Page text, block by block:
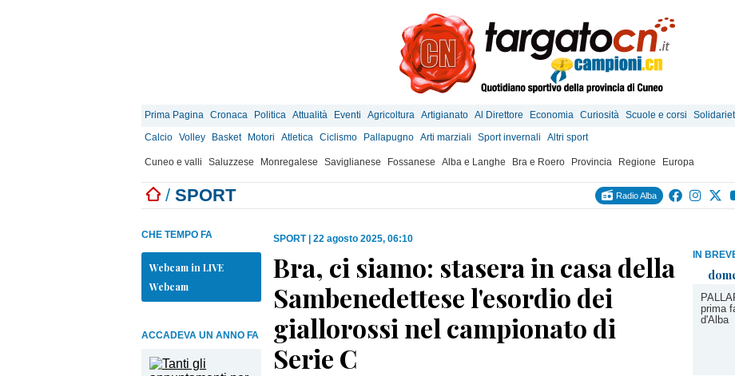
Prima Pagina Cronaca Politica Attualità Eventi Agricoltura Artigianato Al Direttore Economia Curiosità Scuole e corsi
Calcio Volley Basket Motori Atletica Ciclismo Pallapugno Arti marziali Sport invernali Altri sport
Cuneo e valli Saluzzese Monregalese Saviglianese Fossanese Alba e Langhe Bra e Roero Provincia Regione Europa
/ SPORT Radio Alba
IN
prima
d'Alba
CHE TEMPO FA
Webcam in LIVE
Webcam
ACCADEVA UN ANNO FA
SPORT| 22 agosto 2025, 06:10
Bra, ci siamo: stasera in casa della
Sambenedettese l'esordio dei
giallorossi nel campionato di
Serie C